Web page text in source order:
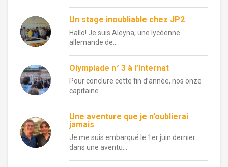
Un stage inoubliable chez JP2
Hallo! Je suis Aleyna, une lycéenne
allemande de...
Olympiade n° 3 à l’Internat
Pour conclure cette fin d’année, nos onze
capitaine...
Une aventure que je n’oublierai
jamais
Je me suis embarqué le 1er juin dernier
dans une aventu...